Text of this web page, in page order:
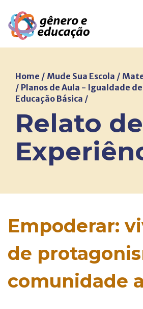
Pular
para
o
conteúdo
Home / Mude Sua Escola /
/ Planos de Aula - Igualdade
Educação Básica /
Relato de
Empoderar:
de
comunidade